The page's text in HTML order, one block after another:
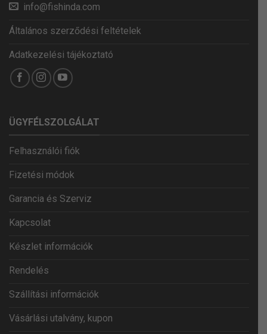
info@fishinda.com
Általános szerződési feltételek
Adatkezelési tájékoztató
ÜGYFÉLSZOLGÁLAT
Felhasználói fiók
Fizetési módok
Garancia és Szerviz
Kapcsolat
Készlet információk
Rendelés
Szállítási információk
Vásárlási utalvány, kupon